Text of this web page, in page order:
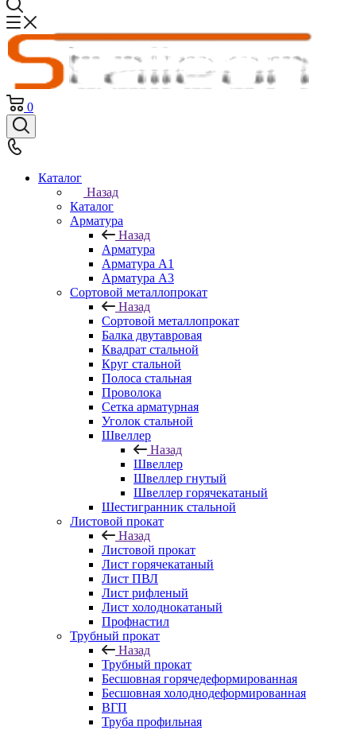
0
Каталог
Назад
Каталог
Арматура
Назад
Арматура
Арматура A1
Арматура А3
Сортовой металлопрокат
Назад
Сортовой металлопрокат
Балка двутавровая
Квадрат стальной
Круг стальной
Полоса стальная
Проволока
Сетка арматурная
Уголок стальной
Швеллер
Назад
Швеллер
Швеллер гнутый
Швеллер горячекатаный
Шестигранник стальной
Листовой прокат
Назад
Листовой прокат
Лист горячекатаный
Лист ПВЛ
Лист рифленый
Лист холоднокатаный
Профнастил
Трубный прокат
Назад
Трубный прокат
Бесшовная горячедеформированная
Бесшовная холоднодеформированная
ВГП
Труба профильная